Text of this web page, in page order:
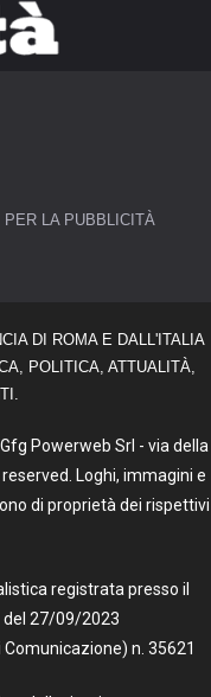
PER LA PUBBLICITÀ
DI ROMA E DALL'ITALIA
POLITICA, ATTUALITÀ,
Powerweb Srl - via della
Loghi, immagini e
di proprietà dei rispettivi
registrata presso il
del 27/09/2023
n. 35621